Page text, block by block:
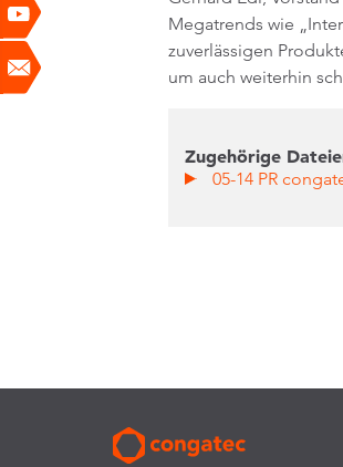
Megatrends wie
zuverlässigen
um auch weiterhin
Zugehörige
05-14 PR